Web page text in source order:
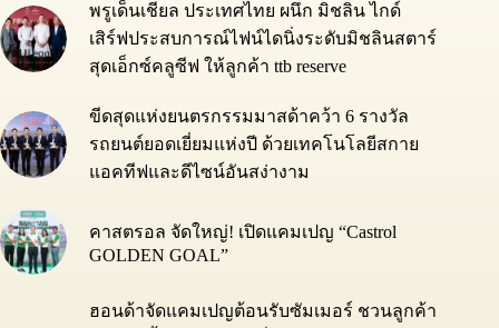
พรูเด็นเชียล ประเทศไทย ผนึก มิชลิน ไกด์
เสิร์ฟประสบการณ์ไฟน์ไดนิ่งระดับมิชลินสตาร์
สุดเอ็กซ์คลูซีฟ ให้ลูกค้า ttb reserve
ขีดสุดแห่งยนตรกรรมมาสด้าคว้า 6 รางวัล
รถยนต์ยอดเยี่ยมแห่งปี ด้วยเทคโนโลยีสกาย
แอคทีฟและดีไซน์อันสง่างาม
คาสตรอล จัดใหญ่! เปิดแคมเปญ “Castrol
GOLDEN GOAL”
ฮอนด้าจัดแคมเปญต้อนรับซัมเมอร์ ชวนลูกค้า